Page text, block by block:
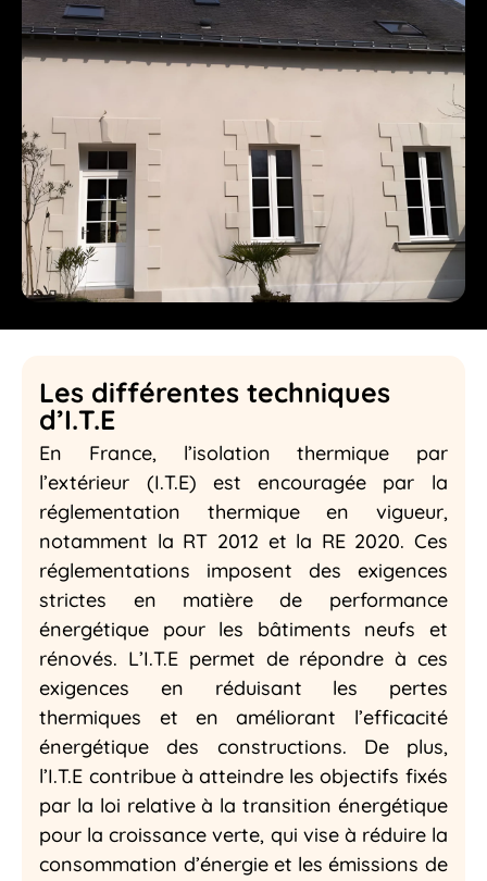
Les différentes techniques
d’I.T.E
En France, l’isolation thermique par
l’extérieur (I.T.E) est encouragée par la
réglementation thermique en vigueur,
notamment la RT 2012 et la RE 2020. Ces
réglementations imposent des exigences
strictes en matière de performance
énergétique pour les bâtiments neufs et
rénovés. L’I.T.E permet de répondre à ces
exigences en réduisant les pertes
thermiques et en améliorant l’efficacité
énergétique des constructions. De plus,
l’I.T.E contribue à atteindre les objectifs fixés
par la loi relative à la transition énergétique
pour la croissance verte, qui vise à réduire la
consommation d’énergie et les émissions de